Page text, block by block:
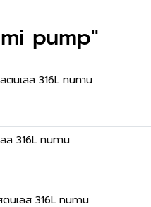
pump"
นเลส 316L ทนทาน
ส 316L ทนทาน
นเลส 316L ทนทาน